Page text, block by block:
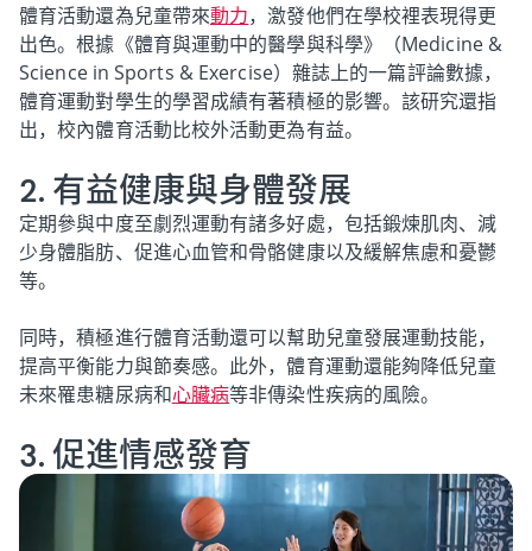
體育活動還為兒童帶來動力，激發他們在學校裡表現得更
出色。根據《體育與運動中的醫學與科學》（Medicine &
Science in Sports & Exercise）雜誌上的一篇評論數據，
體育運動對學生的學習成績有著積極的影響。該研究還指
出，校內體育活動比校外活動更為有益。
2. 有益健康與身體發展
定期參與中度至劇烈運動有諸多好處，包括鍛煉肌肉、減
少身體脂肪、促進心血管和骨骼健康以及緩解焦慮和憂鬱
等。
同時，積極進行體育活動還可以幫助兒童發展運動技能，
提高平衡能力與節奏感。此外，體育運動還能夠降低兒童
未來罹患糖尿病和心臟病等非傳染性疾病的風險。
3. 促進情感發育